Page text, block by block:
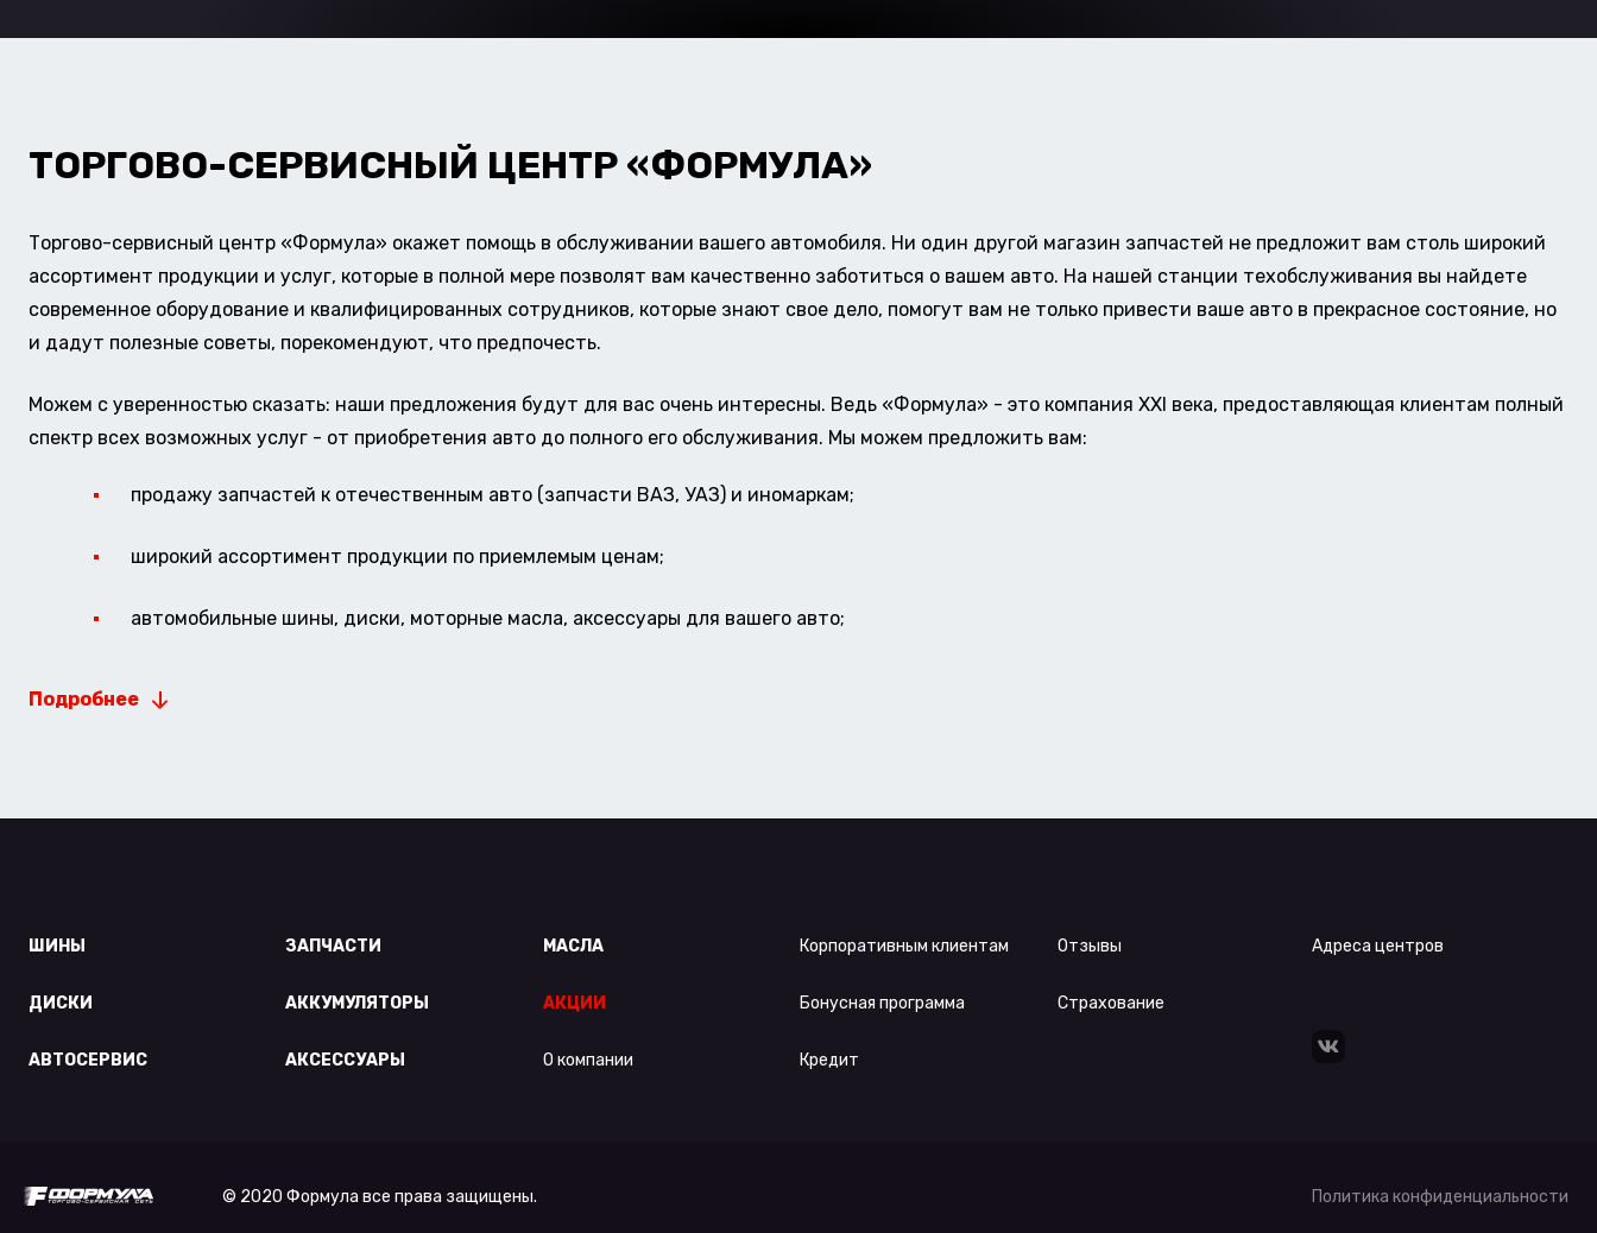
ТОРГОВО-СЕРВИСНЫЙ ЦЕНТР «ФОРМУЛА»
Торгово-сервисный центр «Формула» окажет помощь в обслуживании вашего автомобиля. Ни один другой магазин запчастей не предложит вам столь широкий
ассортимент продукции и услуг, которые в полной мере позволят вам качественно заботиться о вашем авто. На нашей станции техобслуживания вы найдете
современное оборудование и квалифицированных сотрудников, которые знают свое дело, помогут вам не только привести ваше авто в прекрасное состояние, но
и дадут полезные советы, порекомендуют, что предпочесть.
Можем с уверенностью сказать: наши предложения будут для вас очень интересны. Ведь «Формула» - это компания XXI века, предоставляющая клиентам полный
спектр всех возможных услуг - от приобретения авто до полного его обслуживания. Мы можем предложить вам:
продажу запчастей к отечественным авто (запчасти ВАЗ, УАЗ) и иномаркам;
широкий ассортимент продукции по приемлемым ценам;
автомобильные шины, диски, моторные масла, аксессуары для вашего авто;
Подробнее
ШИНЫ
ДИСКИ
АВТОСЕРВИС
ЗАПЧАСТИ
АККУМУЛЯТОРЫ
АКСЕССУАРЫ
МАСЛА
АКЦИИ
О компании
Корпоративным клиентам
Бонусная программа
Кредит
Отзывы
Страхование
Адреса центров
© 2020 Формула все права защищены. Политика конфиденциальности